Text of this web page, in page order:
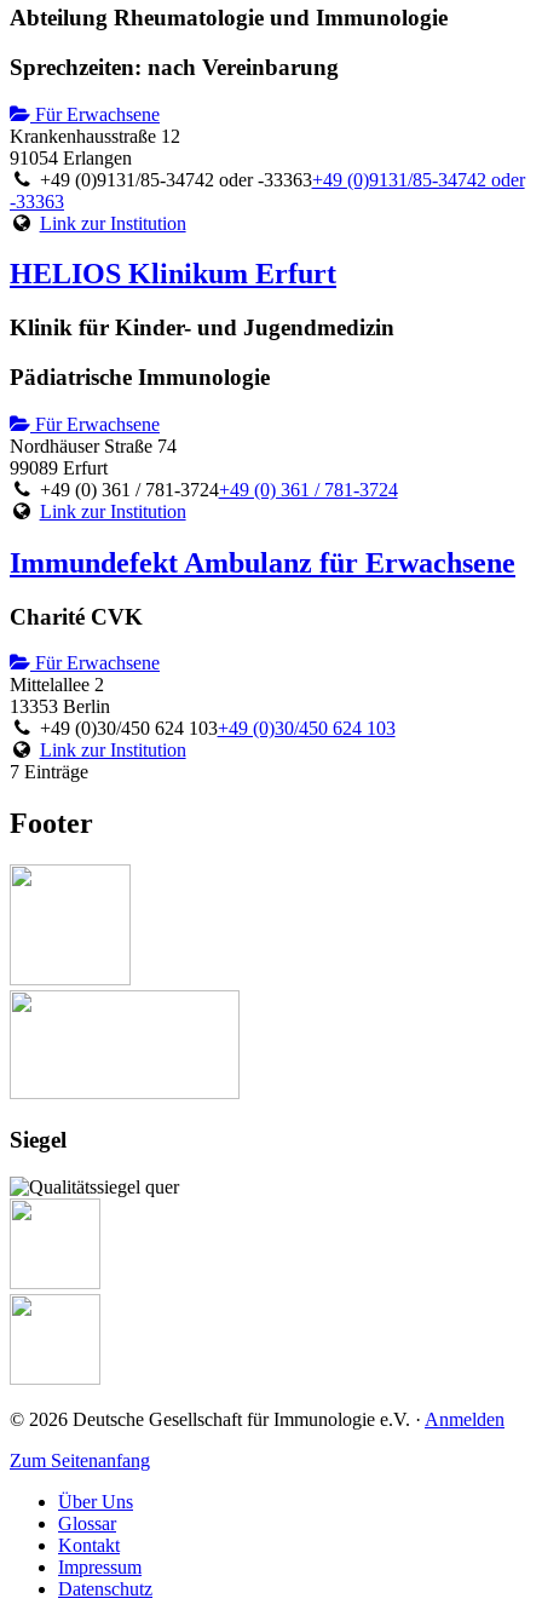
Abteilung Rheumatologie und Immunologie
Sprechzeiten: nach Vereinbarung
Für Erwachsene
Krankenhausstraße 12
91054 Erlangen
+49 (0)9131/85-34742 oder -33363+49 (0)9131/85-34742 oder
-33363
Link zur Institution
HELIOS Klinikum Erfurt
Klinik für Kinder- und Jugendmedizin
Pädiatrische Immunologie
Für Erwachsene
Nordhäuser Straße 74
99089 Erfurt
+49 (0) 361 / 781-3724+49 (0) 361 / 781-3724
Link zur Institution
Immundefekt Ambulanz für Erwachsene
Charité CVK
Für Erwachsene
Mittelallee 2
13353 Berlin
+49 (0)30/450 624 103+49 (0)30/450 624 103
Link zur Institution
7 Einträge
Footer
Siegel
© 2026 Deutsche Gesellschaft für Immunologie e.V. · Anmelden
Zum Seitenanfang
Über Uns
Glossar
Kontakt
Impressum
Datenschutz